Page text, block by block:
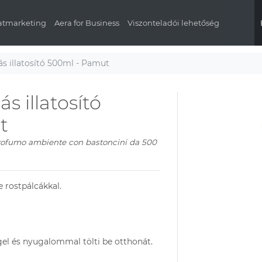
Aera for Business Viszonteladói lehetőség
illatosító 500ml - Pamut
illatosító
ambiente con bastoncini da 500
rostpálcákkal.
és nyugalommal tölti be otthonát.